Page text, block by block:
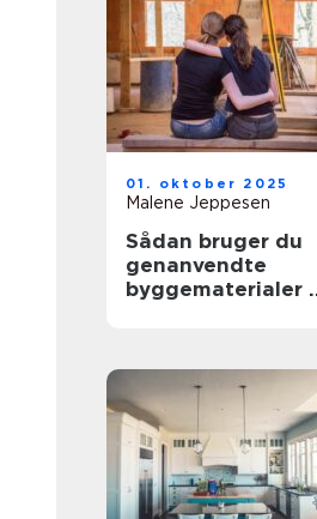
01. oktober 2025
Malene Jeppesen
Sådan bruger du
genanvendte
byggematerialer i